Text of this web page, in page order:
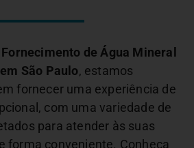
Fornecimento de Água Mineral
São Paulo, estamos
fornecer uma experiência de
com uma variedade de
para atender às suas
forma conveniente. Conheça